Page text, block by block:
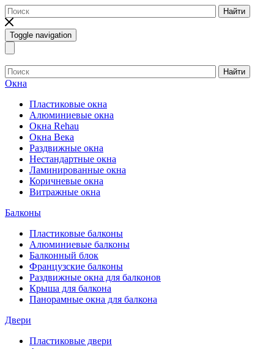
Найти
Toggle navigation
Найти
Окна
Пластиковые окна
Алюминиевые окна
Окна Rehau
Окна Века
Раздвижные окна
Нестандартные окна
Ламинированные окна
Коричневые окна
Витражные окна
Балконы
Пластиковые балконы
Алюминиевые балконы
Балконный блок
Французские балконы
Раздвижные окна для балконов
Крыша для балкона
Панорамные окна для балкона
Двери
Пластиковые двери